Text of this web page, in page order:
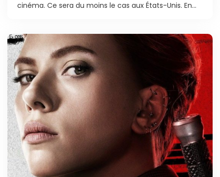
cinéma. Ce sera du moins le cas aux États-Unis. En...